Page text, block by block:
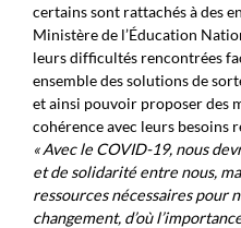
certains sont rattachés à des
Ministère de l’Éducation
leurs difficultés rencontrées
ensemble des solutions de
et ainsi pouvoir proposer des
cohérence avec leurs besoins
« Avec le COVID-19, nous
et de solidarité entre nous,
ressources nécessaires pour
changement, d’où